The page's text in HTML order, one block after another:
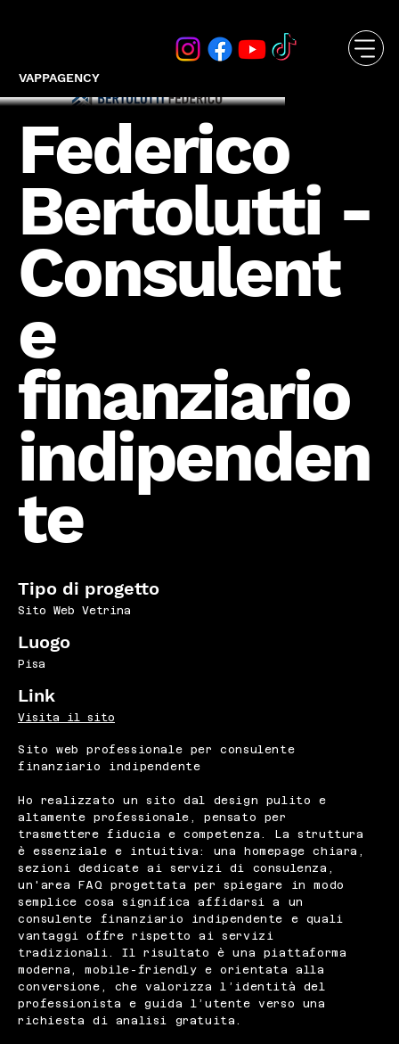
VAPPAGENCY
Federico
Bertolutti -
Consulent
e
finanziario
indipenden
te
Tipo di progetto
Sito Web Vetrina
Luogo
Pisa
Link
Visita il sito
Sito web professionale per consulente
finanziario indipendente
Ho realizzato un sito dal design pulito e
altamente professionale, pensato per
trasmettere fiducia e competenza. La struttura
è essenziale e intuitiva: una homepage chiara,
sezioni dedicate ai servizi di consulenza,
un'area FAQ progettata per spiegare in modo
semplice cosa significa affidarsi a un
consulente finanziario indipendente e quali
vantaggi offre rispetto ai servizi
tradizionali. Il risultato è una piattaforma
moderna, mobile-friendly e orientata alla
conversione, che valorizza l’identità del
professionista e guida l’utente verso una
richiesta di analisi gratuita.